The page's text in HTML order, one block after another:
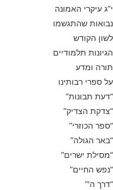
י”ג עיקרי האמונה
נבואות שהתגשמו
לשון הקודש
הגיונות תלמודיים
תורה ומדע
על ספרי רבותינו
“דעת תבונות”
“צדקת הצדיק”
“ספר הכוזרי”
“באר הגולה”
“מסילת ישרים”
“נפש החיים”
“דרך ה'”